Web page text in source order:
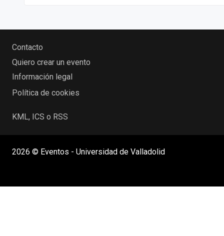
Contacto
Quiero crear un evento
Información legal
Política de cookies
KML, ICS o RSS
2026 © Eventos - Universidad de Valladolid